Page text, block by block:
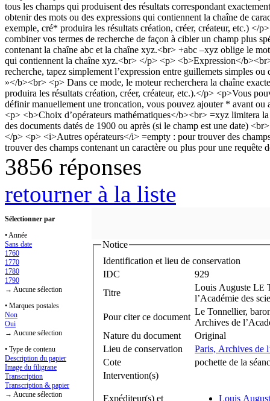
3856 réponses
retourner à la liste
Sélectionner par
• Année
Sans date
1760
1770
1780
1790
→ Aucune sélection
• Marques postales
Non
Oui
→ Aucune sélection
• Type de contenu
Description du papier
Image du filigrane
Transcription
Transcription & papier
→ Aucune sélection
Notice
Identification et lieu de conservation
IDC
929
Titre
Louis Auguste LE
l’Académie des
Pour citer ce document
Le Tonnellier,
Archives de
Nature du document
Original
Lieu de conservation
Paris, Archives de
Cote
pochette de la
Intervention(s)
Expéditeur(s) et
Louis